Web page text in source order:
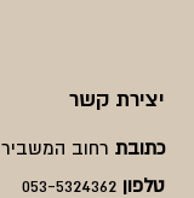
יצירת קשר
כתובת רחוב המשביר 17, חולון
טלפון 053-5324362